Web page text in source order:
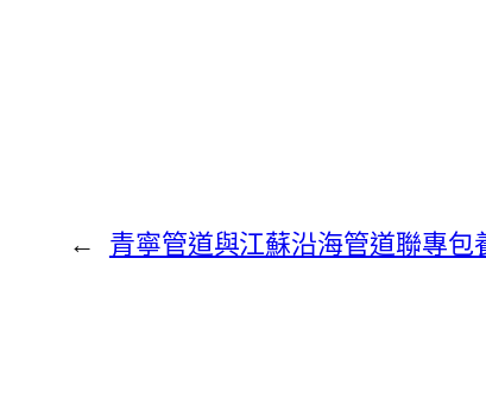
← 青寧管道與江蘇沿海管道聯專包